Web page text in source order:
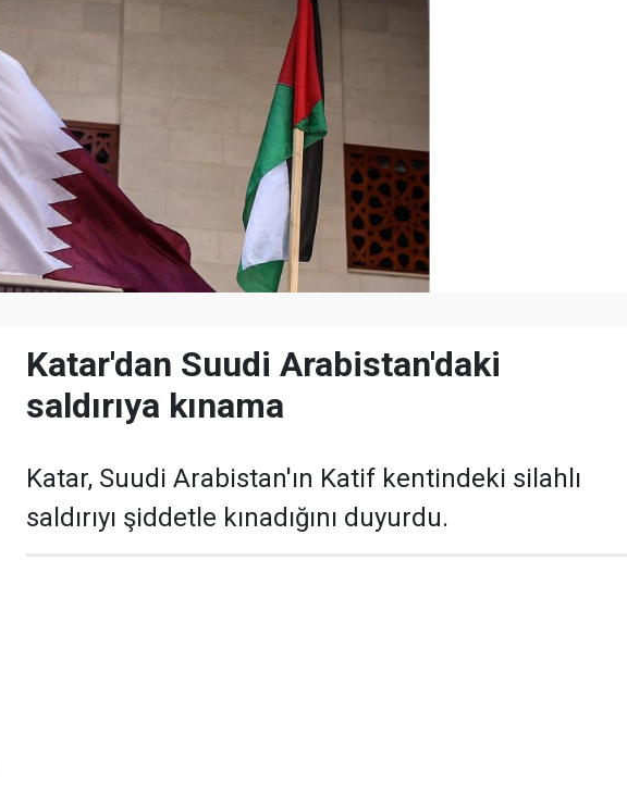
Katar'dan Suudi Arabistan'daki
saldırıya kınama
Katar, Suudi Arabistan'ın Katif kentindeki silahlı
saldırıyı şiddetle kınadığını duyurdu.